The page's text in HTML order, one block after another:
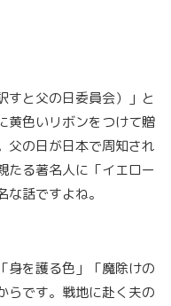
すと父の日委員会）」と
黄色いリボンをつけて贈
父の日が日本で周知され
たる著名人に「イエロー
な話ですよね。
身を護る色」「魔除けの
らです。戦地に赴く夫の